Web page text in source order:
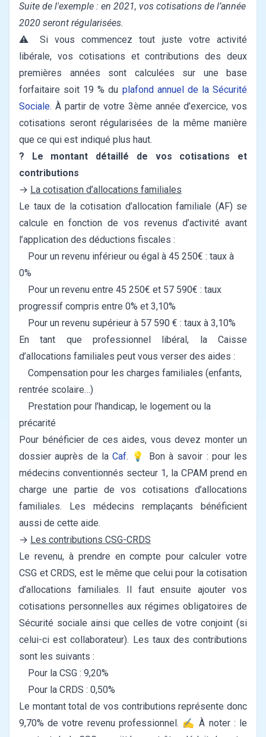
Suite de l'exemple : en 2021, vos cotisations de l’année
2020 seront régularisées.
⚠️ Si vous commencez tout juste votre activité
libérale, vos cotisations et contributions des deux
premières années sont calculées sur une base
forfaitaire soit 19 % du plafond annuel de la Sécurité
Sociale. À partir de votre 3ème année d’exercice, vos
cotisations seront régularisées de la même manière
que ce qui est indiqué plus haut.
? Le montant détaillé de vos cotisations et
contributions
→ La cotisation d’allocations familiales
Le taux de la cotisation d’allocation familiale (AF) se
calcule en fonction de vos revenus d’activité avant
l’application des déductions fiscales :
Pour un revenu inférieur ou égal à 45 250€ : taux à
0%
Pour un revenu entre 45 250€ et 57 590€ : taux
progressif compris entre 0% et 3,10%
Pour un revenu supérieur à 57 590 € : taux à 3,10%
En tant que professionnel libéral, la Caisse
d’allocations familiales peut vous verser des aides :
Compensation pour les charges familiales (enfants,
rentrée scolaire…)
Prestation pour l’handicap, le logement ou la
précarité
Pour bénéficier de ces aides, vous devez monter un
dossier auprès de la Caf. 💡 Bon à savoir : pour les
médecins conventionnés secteur 1, la CPAM prend en
charge une partie de vos cotisations d’allocations
familiales. Les médecins remplaçants bénéficient
aussi de cette aide.
→ Les contributions CSG-CRDS
Le revenu, à prendre en compte pour calculer votre
CSG et CRDS, est le même que celui pour la cotisation
d’allocations familiales. Il faut ensuite ajouter vos
cotisations personnelles aux régimes obligatoires de
Sécurité sociale ainsi que celles de votre conjoint (si
celui-ci est collaborateur). Les taux des contributions
sont les suivants :
Pour la CSG : 9,20%
Pour la CRDS : 0,50%
Le montant total de vos contributions représente donc
9,70% de votre revenu professionnel. ✍️ À noter : le